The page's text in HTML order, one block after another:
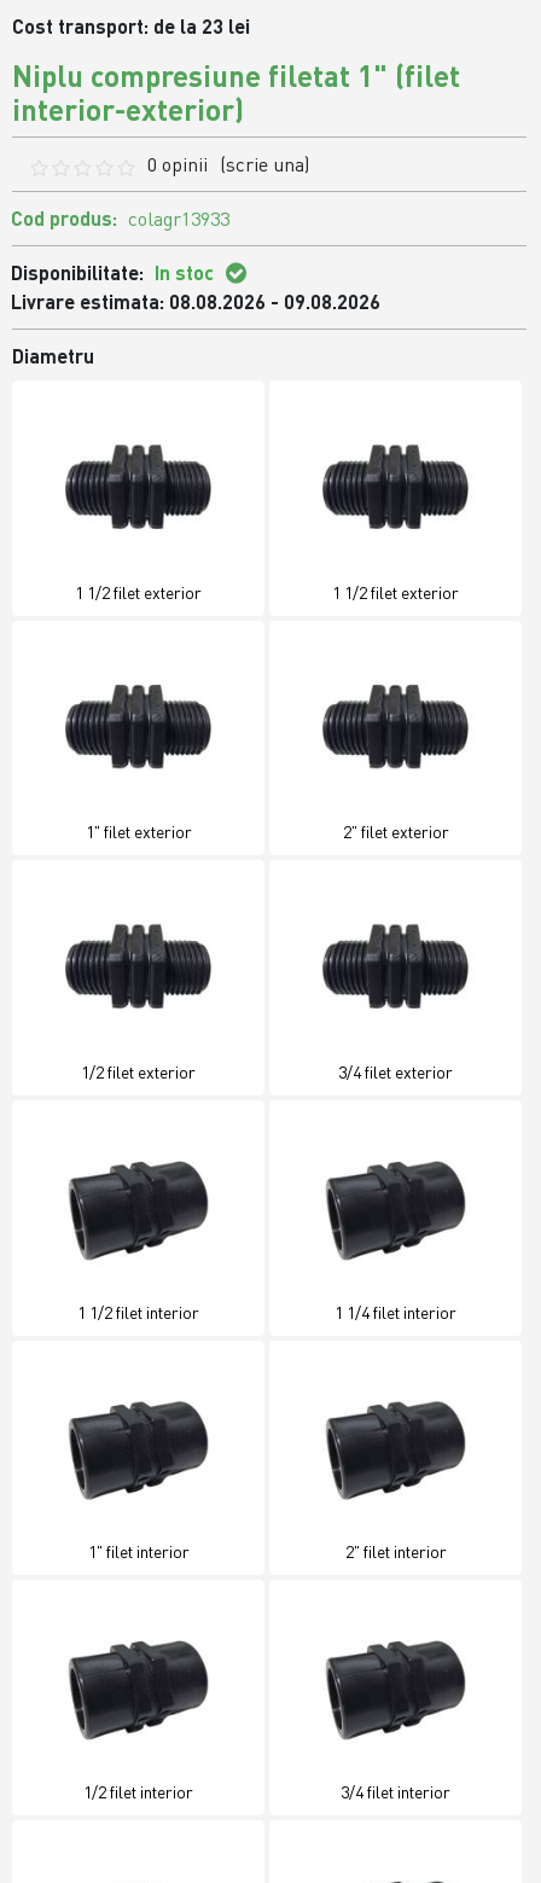
Cost transport: de la 23 lei
Niplu compresiune filetat 1" (filet
interior-exterior)
0 opinii (scrie una)
Cod produs: colagr13933
Disponibilitate: In stoc
Livrare estimata: 08.08.2026 - 09.08.2026
Diametru
1 1/2 filet exterior 1 1/2 filet exterior
1" filet exterior 2" filet exterior
1/2 filet exterior 3/4 filet exterior
1 1/2 filet interior 1 1/4 filet interior
1" filet interior 2" filet interior
1/2 filet interior 3/4 filet interior